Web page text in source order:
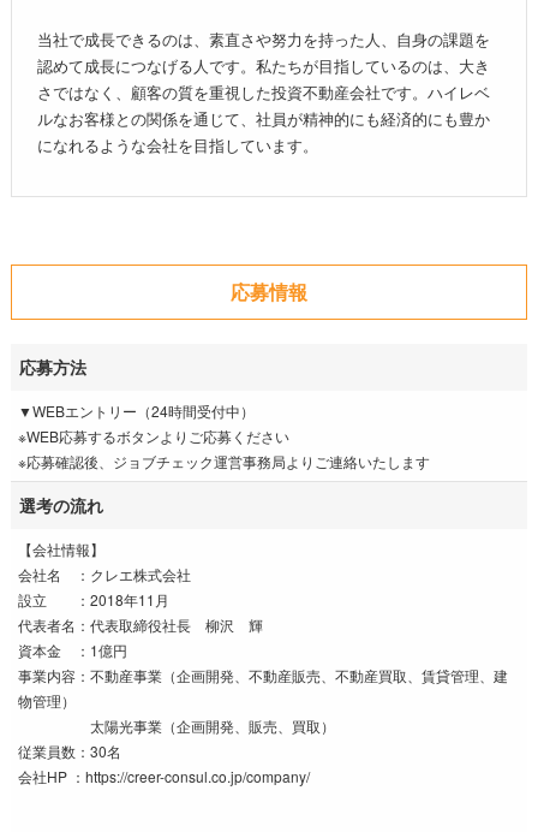
当社で成長できるのは、素直さや努力を持った人、自身の課題を
認めて成長につなげる人です。私たちが目指しているのは、大き
さではなく、顧客の質を重視した投資不動産会社です。ハイレベ
ルなお客様との関係を通じて、社員が精神的にも経済的にも豊か
になれるような会社を目指しています。
応募情報
応募方法
▼WEBエントリー（24時間受付中）
※WEB応募するボタンよりご応募ください
※応募確認後、ジョブチェック運営事務局よりご連絡いたします
選考の流れ
【会社情報】
会社名 ：クレエ株式会社
設立 ：2018年11月
代表者名：代表取締役社長 柳沢 輝
資本金 ：1億円
事業内容：不動産事業（企画開発、不動産販売、不動産買取、賃貸管理、建
物管理）
太陽光事業（企画開発、販売、買取）
従業員数：30名
会社HP ：https://creer-consul.co.jp/company/